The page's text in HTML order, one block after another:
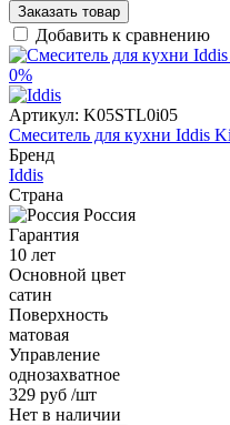
Заказать товар
Добавить к сравнению
0%
Артикул: K05STL0i05
Смеситель для кухни Iddis
Бренд
Iddis
Страна
Россия
Гарантия
10 лет
Основной цвет
сатин
Поверхность
матовая
Управление
однозахватное
329 руб /шт
Нет в наличии